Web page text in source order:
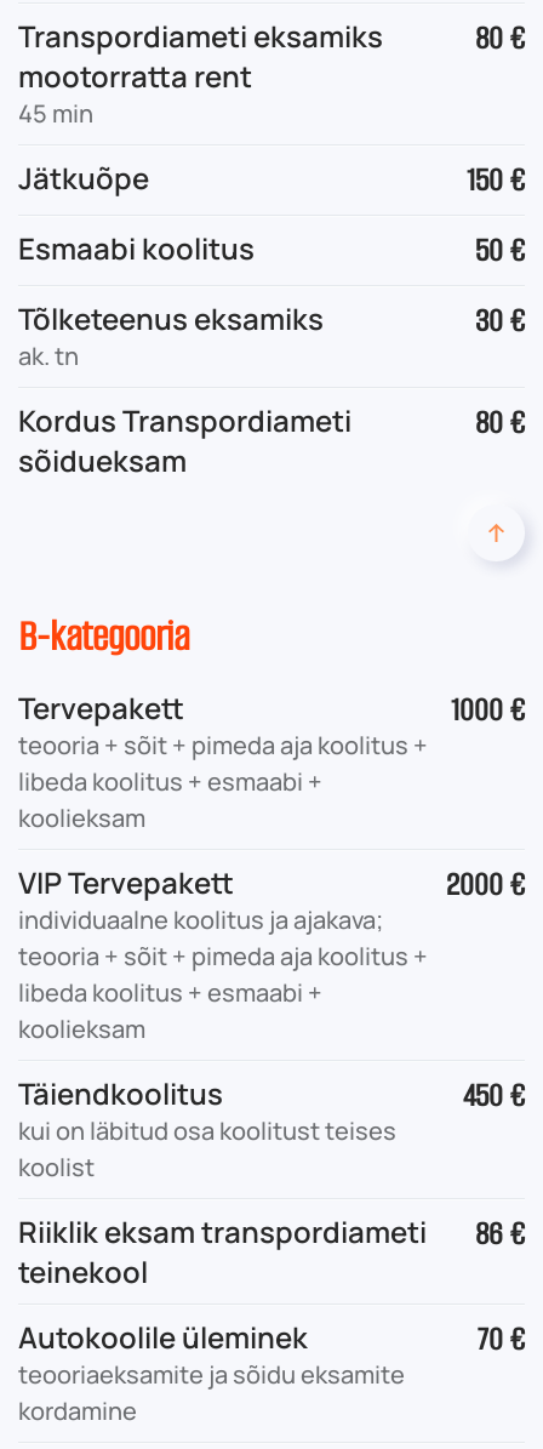
Transpordiameti eksamiks
mootorratta rent
45 min
80 €
Jätkuõpe 150 €
Esmaabi koolitus 50 €
Tõlketeenus eksamiks
ak. tn
30 €
Kordus Transpordiameti
sõidueksam
80 €
B-kategooria
Tervepakett
teooria + sõit + pimeda aja koolitus +
libeda koolitus + esmaabi +
koolieksam
1000 €
VIP Tervepakett
individuaalne koolitus ja ajakava;
teooria + sõit + pimeda aja koolitus +
libeda koolitus + esmaabi +
koolieksam
2000 €
Täiendkoolitus
kui on läbitud osa koolitust teises
koolist
450 €
Riiklik eksam transpordiameti
teinekool
86 €
Autokoolile üleminek
teooriaeksamite ja sõidu eksamite
kordamine
70 €